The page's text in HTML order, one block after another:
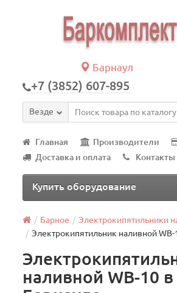
Барнаул
+7 (3852) 607-895
Везде
Главная Производители
Доставка и оплата
Контакты
Купить оборудование
Барное Электрокипятильники
Электрокипятильник наливной
наливной WB-10 в